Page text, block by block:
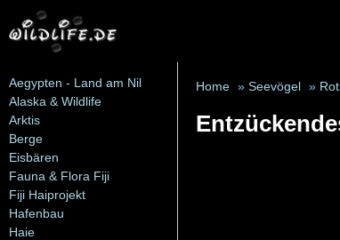
Aegypten - Land am Nil
Alaska & Wildlife
Arktis
Berge
Eisbären
Fauna & Flora Fiji
Fiji Haiprojekt
Hafenbau
Haie
Home » Seevögel »